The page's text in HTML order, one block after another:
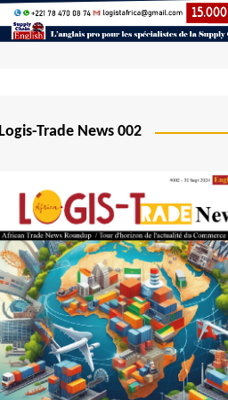
Trade News 002